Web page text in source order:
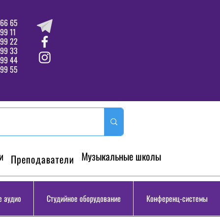
65
11
22
33
44
55
Преподаватели Музыкальные школы
аудио Студийное оборудование Конференц-системы